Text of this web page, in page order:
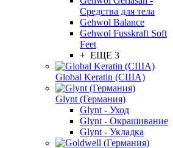
Средства для тела
Gehwol Balance
Gehwol Fusskraft Soft
Feet
+ ЕЩЕ 3
Global Keratin (США)
Glynt (Германия)
Glynt - Уход
Glynt - Окрашивание
Glynt - Укладка